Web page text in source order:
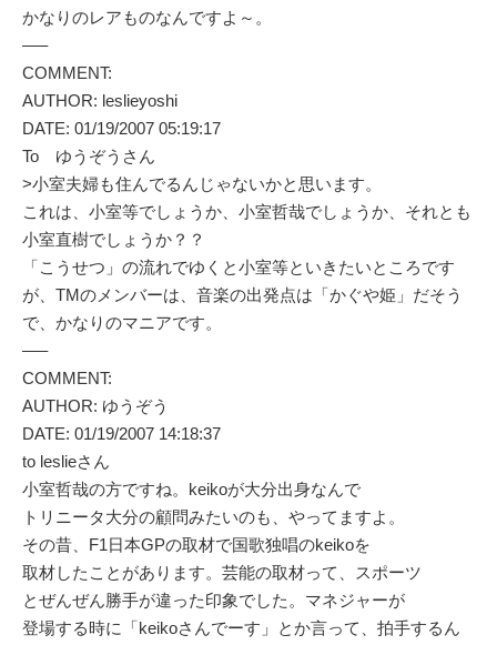
かなりのレアものなんですよ～。
—–
COMMENT:
AUTHOR: leslieyoshi
DATE: 01/19/2007 05:19:17
To ゆうぞうさん
>小室夫婦も住んでるんじゃないかと思います。
これは、小室等でしょうか、小室哲哉でしょうか、それとも
小室直樹でしょうか？？
「こうせつ」の流れでゆくと小室等といきたいところです
が、TMのメンバーは、音楽の出発点は「かぐや姫」だそう
で、かなりのマニアです。
—–
COMMENT:
AUTHOR: ゆうぞう
DATE: 01/19/2007 14:18:37
to leslieさん
小室哲哉の方ですね。keikoが大分出身なんで
トリニータ大分の顧問みたいのも、やってますよ。
その昔、F1日本GPの取材で国歌独唱のkeikoを
取材したことがあります。芸能の取材って、スポーツ
とぜんぜん勝手が違った印象でした。マネジャーが
登場する時に「keikoさんでーす」とか言って、拍手するん